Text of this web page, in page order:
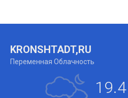
KRONSHTADT,RU
Переменная Облачность
19.4